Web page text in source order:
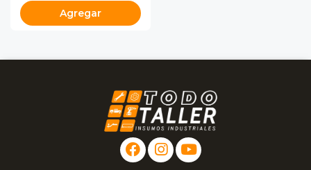
Agregar